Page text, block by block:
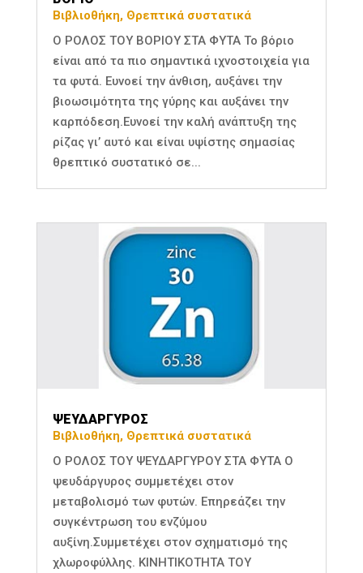
Βιβλιοθήκη, Θρεπτικά συστατικά
Ο ΡΟΛΟΣ ΤΟΥ ΒΟΡΙΟΥ ΣΤΑ ΦΥΤΑ Το βόριο
είναι από τα πιο σημαντικά ιχνοστοιχεία για
τα φυτά. Ευνοεί την άνθιση, αυξάνει την
βιοωσιμότητα της γύρης και αυξάνει την
καρπόδεση.Ευνοεί την καλή ανάπτυξη της
ρίζας γι’ αυτό και είναι υψίστης σημασίας
θρεπτικό συστατικό σε...
ΨΕΥΔΑΡΓΥΡΟΣ
Βιβλιοθήκη, Θρεπτικά συστατικά
Ο ΡΟΛΟΣ ΤΟΥ ΨΕΥΔΑΡΓΥΡΟΥ ΣΤΑ ΦΥΤΑ Ο
ψευδάργυρος συμμετέχει στον
μεταβολισμό των φυτών. Επηρεάζει την
συγκέντρωση του ενζύμου
αυξίνη.Συμμετέχει στον σχηματισμό της
χλωροφύλλης. ΚΙΝΗΤΙΚΟΤΗΤΑ ΤΟΥ